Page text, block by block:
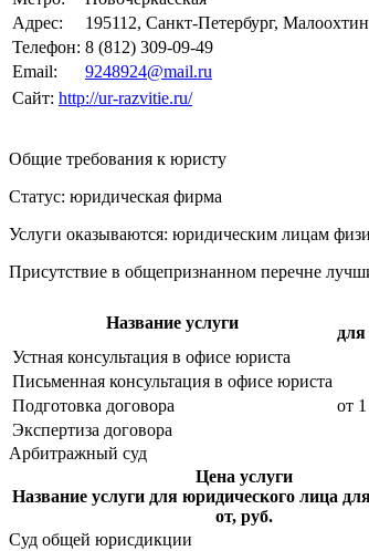
Адрес:
195112, Санкт-Петербург,
Телефон: 8 (812) 309-09-49
Email:
9248924@mail.ru
Сайт: http://ur-razvitie.ru/
Общие требования к юристу
Статус: юридическая фирма
Услуги оказываются: юридическим лицам
Присутствие в общепризнанном перечне
Название услуги
Устная консультация в офисе юриста
Письменная консультация в офисе юриста
Подготовка договора
от
Экспертиза договора
Арбитражный суд
Название услуги
Цена услуги
для юридического лица
от, руб.
Суд общей юрисдикции